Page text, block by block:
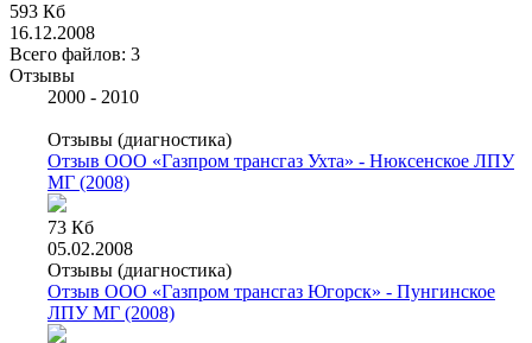
593 Кб
16.12.2008
Всего файлов: 3
Отзывы
2000 - 2010
Отзывы (диагностика)
Отзыв ООО «Газпром трансгаз Ухта» - Нюксенское ЛПУ
МГ (2008)
73 Кб
05.02.2008
Отзывы (диагностика)
Отзыв ООО «Газпром трансгаз Югорск» - Пунгинское
ЛПУ МГ (2008)